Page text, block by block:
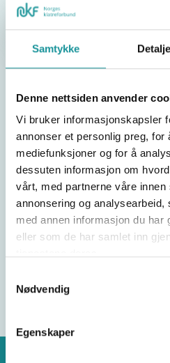
Samtykke
Denne nettsiden anvender
Vi bruker informasjonskapsler
annonser et personlig preg, for
mediefunksjoner og for å
dessuten informasjon om
vårt, med partnerne våre innen
annonsering og
med annen informasjon du har
eller som de har samlet inn
Nødvendig
Egenskaper
Rekrutter ungdommen
Del